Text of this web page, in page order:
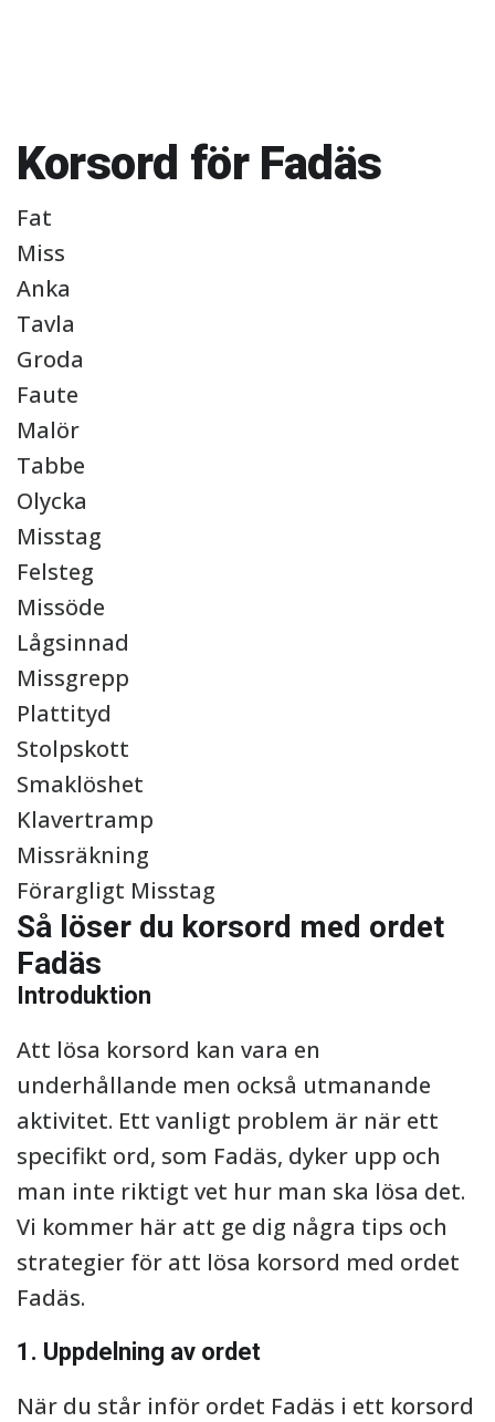
Korsord för Fadäs
Fat
Miss
Anka
Tavla
Groda
Faute
Malör
Tabbe
Olycka
Misstag
Felsteg
Missöde
Lågsinnad
Missgrepp
Plattityd
Stolpskott
Smaklöshet
Klavertramp
Missräkning
Förargligt Misstag
Så löser du korsord med ordet
Fadäs
Introduktion
Att lösa korsord kan vara en
underhållande men också utmanande
aktivitet. Ett vanligt problem är när ett
specifikt ord, som Fadäs, dyker upp och
man inte riktigt vet hur man ska lösa det.
Vi kommer här att ge dig några tips och
strategier för att lösa korsord med ordet
Fadäs.
1. Uppdelning av ordet
När du står inför ordet Fadäs i ett korsord